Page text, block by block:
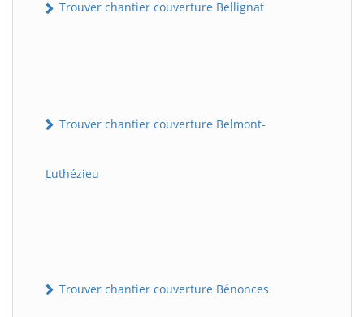
Trouver chantier couverture Bellignat
Trouver chantier couverture Belmont-
Luthézieu
Trouver chantier couverture Bénonces